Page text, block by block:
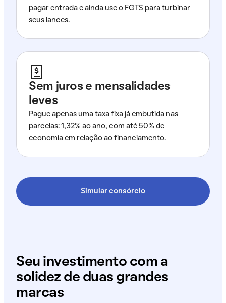
pagar entrada e ainda use o FGTS para turbinar
seus lances.
Sem juros e mensalidades
leves
Pague apenas uma taxa fixa já embutida nas
parcelas: 1,32% ao ano, com até 50% de
economia em relação ao financiamento.
Simular consórcio
Seu investimento com a
solidez de duas grandes
marcas